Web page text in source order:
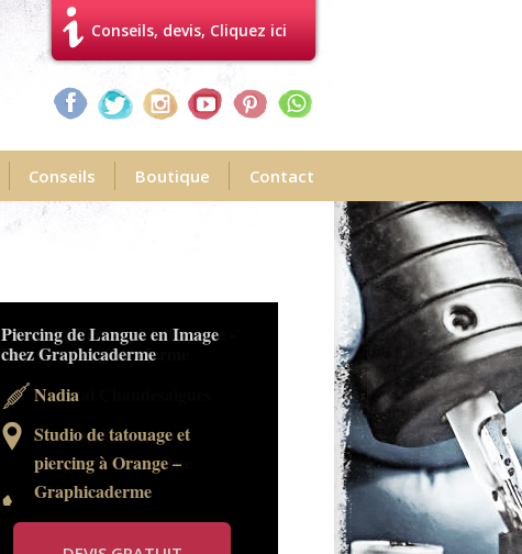
Conseils, devis, Cliquez ici
Conseils Boutique Contact
Piercing de Langue en Image
chez Graphicaderme
Nadia
Studio de tatouage et
piercing à Orange –
Graphicaderme